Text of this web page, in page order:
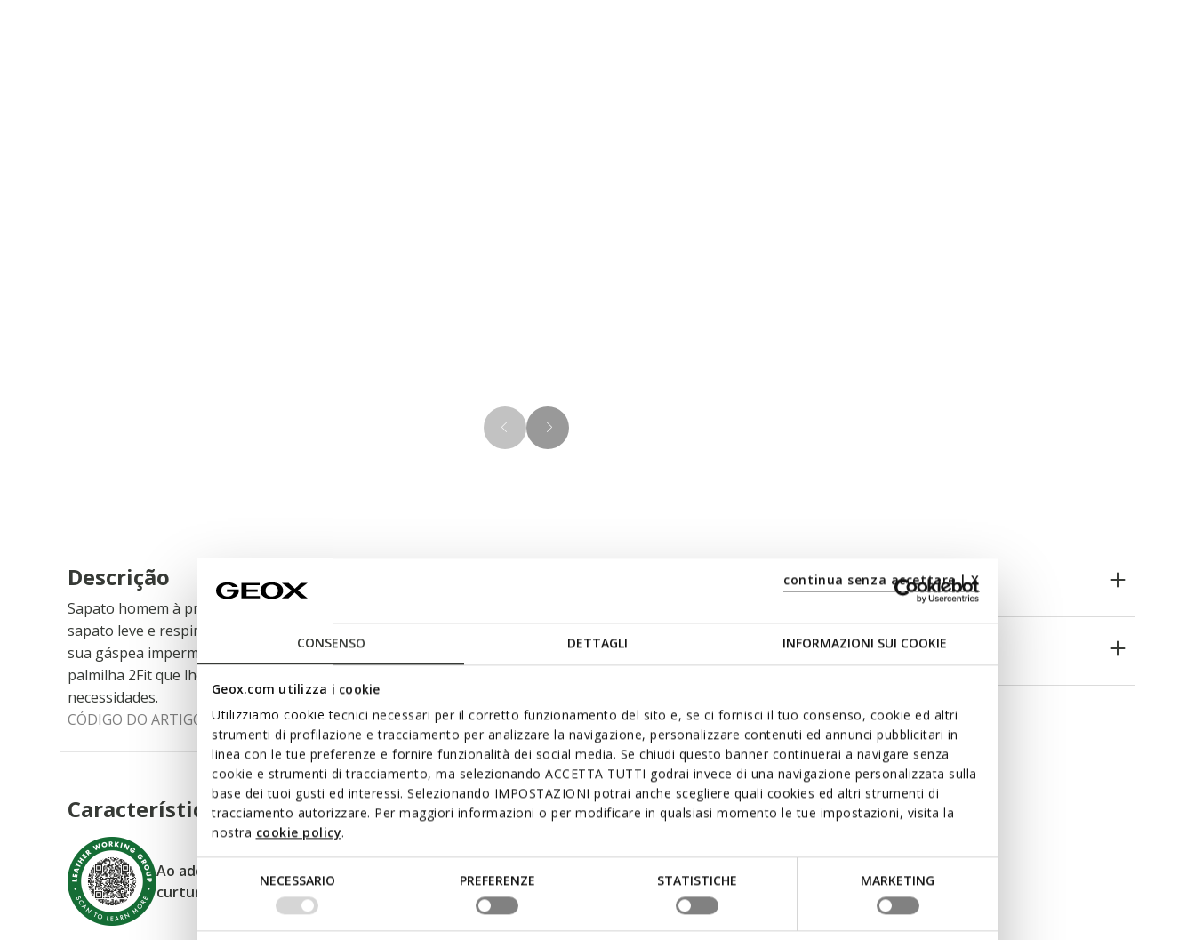
CONSENSO DETTAGLI INFORMAZIONI SUI COOKIE
Geox.com utilizza i cookie
Utilizziamo cookie tecnici necessari per il corretto funzionamento del sito e, se ci fornisci il tuo consenso, cookie ed altri
strumenti di profilazione e tracciamento per analizzare la navigazione, personalizzare contenuti ed annunci pubblicitari in
linea con le tue preferenze e fornire funzionalità dei social media. Se chiudi questo banner continuerai a navigare senza
cookie e strumenti di tracciamento, ma selezionando ACCETTA TUTTI godrai invece di una navigazione personalizzata sulla
base dei tuoi gusti ed interessi. Selezionando IMPOSTAZIONI potrai anche scegliere quali cookies ed altri strumenti di
tracciamento autorizzare. Per maggiori informazioni o per modificare in qualsiasi momento le tue impostazioni, visita la
nostra cookie policy.
Selezione
del
NECESSARIO PREFERENZE STATISTICHE MARKETING
continua senza accettare | X
Descrição
Sapato homem à prova de água com duplo ajuste. Brayden 2Fit ABX é um
sapato leve e respirável, ideal mesmo em condições de mau tempo, graças à
sua gáspea impermeável. Feito de pele lisa preta, este sapato inclui uma
palmilha 2Fit que lhe permite personalizar o ajuste de acordo com as suas
necessidades.
CÓDIGO DO ARTIGO: U54N1C00043C9999
Características
Ao adquirir este produto, está a apoiar as fábricas de
curtumes certificadas pelo Leather Working Group
Tecnologias